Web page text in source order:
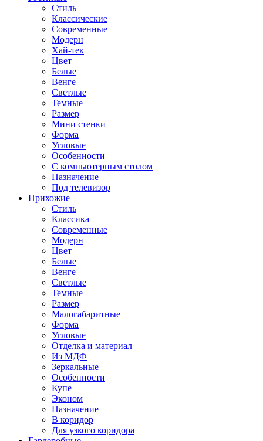
Стиль
Классические
Современные
Модерн
Хай-тек
Цвет
Белые
Венге
Светлые
Темные
Размер
Мини стенки
Форма
Угловые
Особенности
С компьютерным столом
Назначение
Под телевизор
Прихожие
Стиль
Классика
Современные
Модерн
Цвет
Белые
Венге
Светлые
Темные
Размер
Малогабаритные
Форма
Угловые
Отделка и материал
Из МДФ
Зеркальные
Особенности
Купе
Эконом
Назначение
В коридор
Для узкого коридора